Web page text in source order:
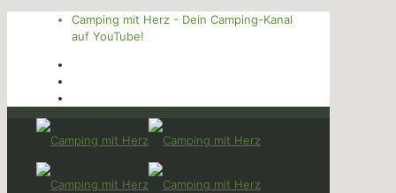
Camping mit Herz - Dein Camping-Kanal
auf YouTube!